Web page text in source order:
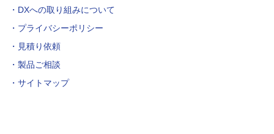
DXへの取り組みについて
プライバシーポリシー
見積り依頼
製品ご相談
サイトマップ